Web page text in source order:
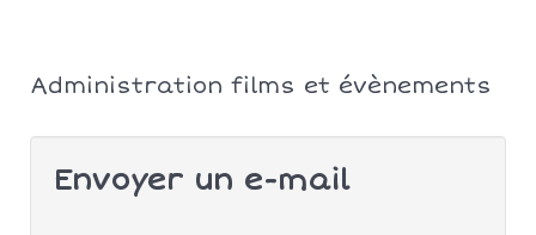
Administration films et évènements
Envoyer un e-mail